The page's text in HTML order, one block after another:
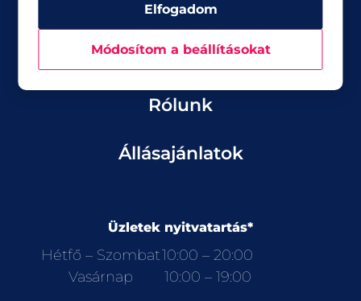
Akciók
Aktualitások
Rólunk
Állásajánlatok
Üzletek nyitvatartás*
Hétfő – Szombat10:00 – 20:00
Vasárnap
10:00 – 19:00
Elfogadom
Módosítom a beállításokat